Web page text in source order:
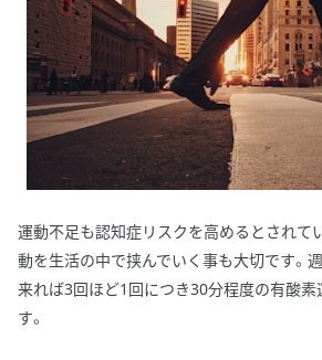
運動不足も認知症リスクを高めるとされて
動を生活の中で挟んでいく事も大切です。
来れば3回ほど1回につき30分程度の有酸
す。